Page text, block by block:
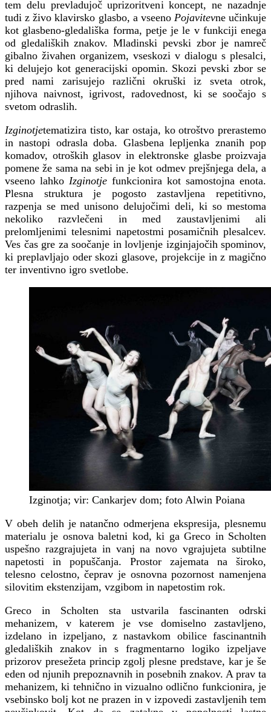
tem delu prevladujoč uprizoritveni koncept, ne nazadnje
tudi z živo klavirsko glasbo, a vseeno Pojavitevne učinkuje
kot glasbeno-gledališka forma, petje je le v funkciji enega
od gledaliških znakov. Mladinski pevski zbor je namreč
gibalno živahen organizem, vseskozi v dialogu s plesalci,
ki delujejo kot generacijski opomin. Skozi pevski zbor se
pred nami zarisujejo različni okruški iz sveta otrok,
njihova naivnost, igrivost, radovednost, ki se soočajo s
svetom odraslih.
Izginotjetematizira tisto, kar ostaja, ko otroštvo prerastemo
in nastopi odrasla doba. Glasbena lepljenka znanih pop
komadov, otroških glasov in elektronske glasbe proizvaja
pomene že sama na sebi in je kot odmev prejšnjega dela, a
vseeno lahko Izginotje funkcionira kot samostojna enota.
Plesna struktura je pogosto zastavljena repetitivno,
razpenja se med unisono delujočimi deli, ki so mestoma
nekoliko razvlečeni in med zaustavljenimi ali
prelomljenimi telesnimi napetostmi posamičnih plesalcev.
Ves čas gre za soočanje in lovljenje izginjajočih spominov,
ki preplavljajo oder skozi glasove, projekcije in z magično
ter inventivno igro svetlobe.
Izginotja; vir: Cankarjev dom; foto Alwin Poiana
V obeh delih je natančno odmerjena ekspresija, plesnemu
materialu je osnova baletni kod, ki ga Greco in Scholten
uspešno razgrajujeta in vanj na novo vgrajujeta subtilne
napetosti in popuščanja. Prostor zajemata na široko,
telesno celostno, čeprav je osnovna pozornost namenjena
silovitim ekstenzijam, vzgibom in napetostim rok.
Greco in Scholten sta ustvarila fascinanten odrski
mehanizem, v katerem je vse domiselno zastavljeno,
izdelano in izpeljano, z nastavkom obilice fascinantnih
gledaliških znakov in s fragmentarno logiko izpeljave
prizorov presežeta princip zgolj plesne predstave, kar je še
eden od njunih prepoznavnih in posebnih znakov. A prav ta
mehanizem, ki tehnično in vizualno odlično funkcionira, je
vsebinsko bolj kot ne prazen in v izpovedi zastavljenih tem